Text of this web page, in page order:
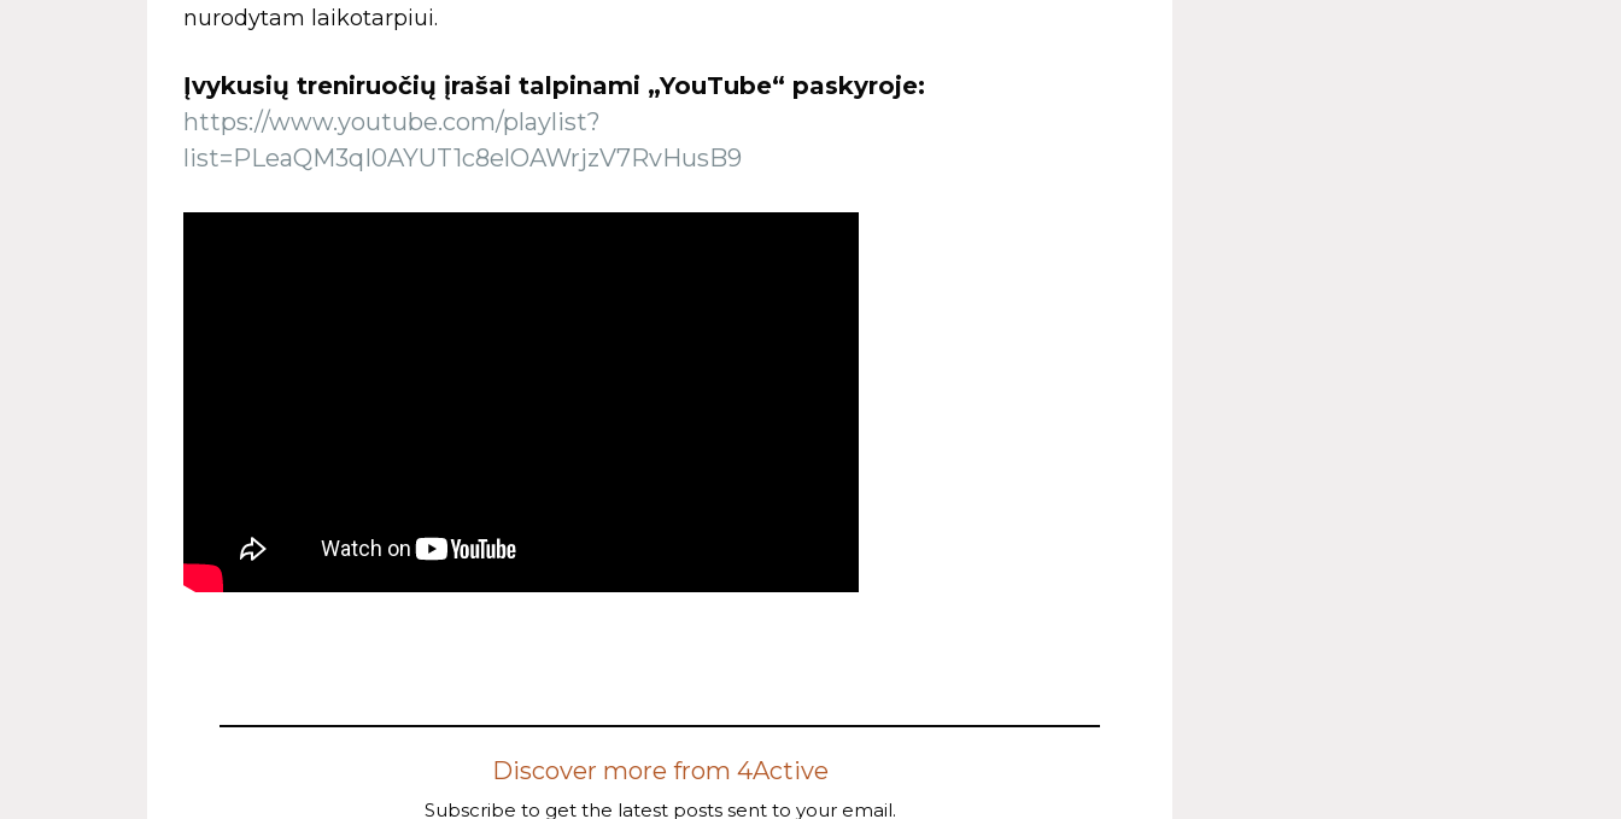
nurodytam laikotarpiui.
Įvykusių treniruočių įrašai talpinami „YouTube“ paskyroje:
https://www.youtube.com/playlist?
list=PLeaQM3qI0AYUT1c8elOAWrjzV7RvHusB9
Discover more from 4Active
Subscribe to get the latest posts sent to your email.